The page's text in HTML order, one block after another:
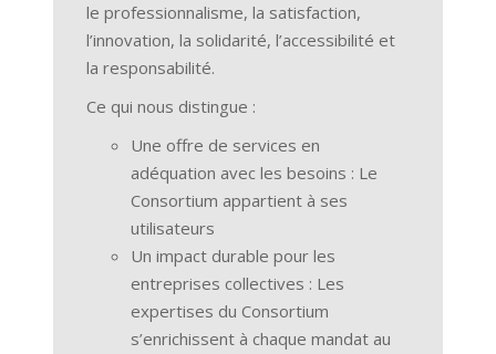
le professionnalisme, la satisfaction,
l’innovation, la solidarité, l’accessibilité et
la responsabilité.
Ce qui nous distingue :
Une offre de services en
adéquation avec les besoins : Le
Consortium appartient à ses
utilisateurs
Un impact durable pour les
entreprises collectives : Les
expertises du Consortium
s’enrichissent à chaque mandat au